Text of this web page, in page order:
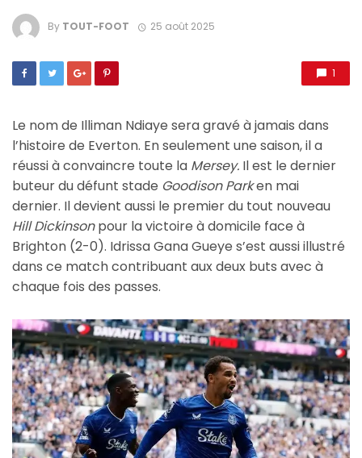
By TOUT-FOOT 25 août 2025
1
Le nom de Illiman Ndiaye sera gravé à jamais dans
l’histoire de Everton. En seulement une saison, il a
réussi à convaincre toute la Mersey. Il est le dernier
buteur du défunt stade Goodison Parken mai
dernier. Il devient aussi le premier du tout nouveau
Hill Dickinsonpour la victoire à domicile face à
Brighton (2-0). Idrissa Gana Gueye s’est aussi illustré
dans ce match contribuant aux deux buts avec à
chaque fois des passes.